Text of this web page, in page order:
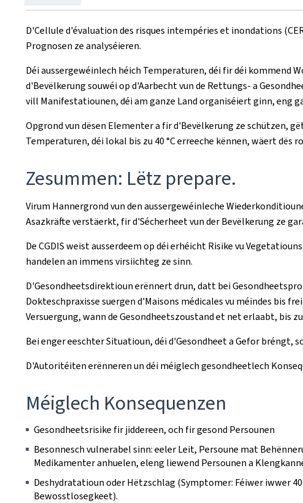
on
D'Cellule d'évaluation des risques intempéries et inondations
Prognosen ze analyséieren.
Déi aussergewéinlech héich Temperaturen, déi fir déi kommend
d'Bevëlkerung souwéi op d'Aarbecht vun de Rettungs- a
vill Manifestatiounen, déi am ganze Land organiséiert ginn, eng
Opgrond vun dësen Elementer a fir d'Bevëlkerung ze schützen,
Temperaturen, déi lokal bis zu 40 °C erreeche kënnen, wäert
Zesummen: Lëtz prepare.
Virum Hannergrond vun den aussergewéinleche
Asazkräfte verstäerkt, fir d'Sécherheet vun der Bevëlkerung ze
De CGDIS weist ausserdeem op déi erhéicht Risike vu
handelen an immens virsiichteg ze sinn.
D'Gesondheetsdirektioun erënnert drun, datt bei
Dokteschpraxisse suergen d'Maisons médicales vu méindes bis
Versuergung, wann de Gesondheetszoustand et net erlaabt, bis
Bei enger eeschter Situatioun, déi d'Gesondheet a Gefor bréngt,
D'Autoritéiten erënneren un déi méiglech gesondheetlech
Méiglech Konsequenzen
Gesondheetsrisike fir jiddereen, och fir gesond Persounen
Besonnesch vulnerabel sinn: eeler Leit, Persoune mat
Medikamenter anhuelen, eleng liewend Persounen a
Deshydratatioun oder Hëtzschlag (Symptomer: Féiwer iwwer
Bewosstlosegkeet).